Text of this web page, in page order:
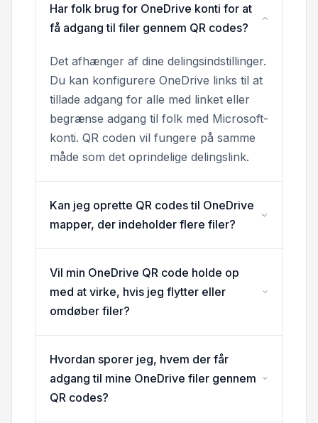
Har folk brug for OneDrive konti for at
få adgang til filer gennem QR codes?
Det afhænger af dine delingsindstillinger.
Du kan konfigurere OneDrive links til at
tillade adgang for alle med linket eller
begrænse adgang til folk med Microsoft-
konti. QR coden vil fungere på samme
måde som det oprindelige delingslink.
Kan jeg oprette QR codes til OneDrive
mapper, der indeholder flere filer?
Vil min OneDrive QR code holde op
med at virke, hvis jeg flytter eller
omdøber filer?
Hvordan sporer jeg, hvem der får
adgang til mine OneDrive filer gennem
QR codes?